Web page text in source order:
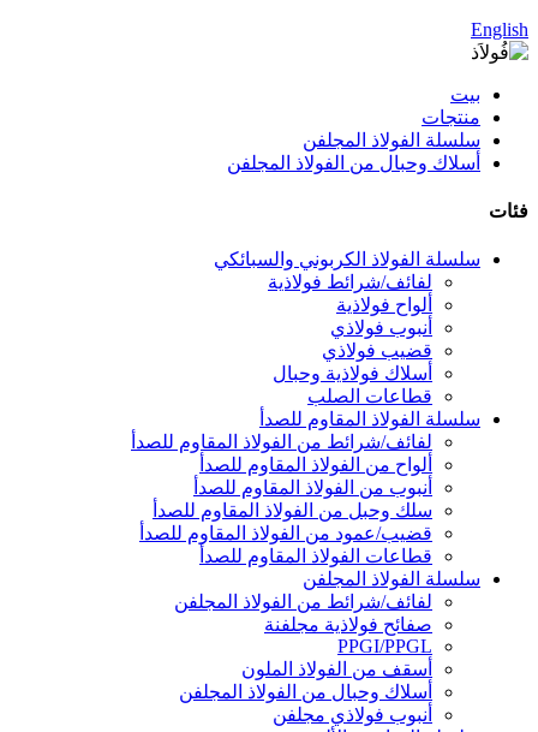
English
بيت
منتجات
سلسلة الفولاذ المجلفن
أسلاك وحبال من الفولاذ المجلفن
فئات
سلسلة الفولاذ الكربوني والسبائكي
لفائف/شرائط فولاذية
ألواح فولاذية
أنبوب فولاذي
قضيب فولاذي
أسلاك فولاذية وحبال
قطاعات الصلب
سلسلة الفولاذ المقاوم للصدأ
لفائف/شرائط من الفولاذ المقاوم للصدأ
ألواح من الفولاذ المقاوم للصدأ
أنبوب من الفولاذ المقاوم للصدأ
سلك وحبل من الفولاذ المقاوم للصدأ
قضيب/عمود من الفولاذ المقاوم للصدأ
قطاعات الفولاذ المقاوم للصدأ
سلسلة الفولاذ المجلفن
لفائف/شرائط من الفولاذ المجلفن
صفائح فولاذية مجلفنة
PPGI/PPGL
أسقف من الفولاذ الملون
أسلاك وحبال من الفولاذ المجلفن
أنبوب فولاذي مجلفن